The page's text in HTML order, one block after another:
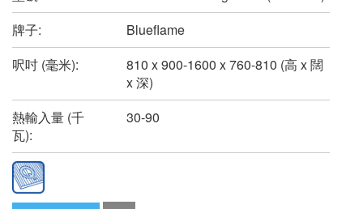
牌子:
Blueflame
呎吋 (毫米):
810 x 900-1600 x 760-810 (高 x 闊
x 深)
熱輸入量 (千
瓦):
30-90